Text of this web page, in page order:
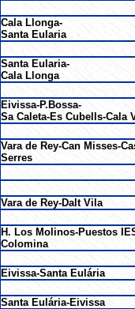
Cala Llonga-
Santa Eularia
Santa Eularia-
Cala Llonga
Eivissa-P.Bossa-
Sa Caleta-Es Cubells-Cala
Vara de Rey-Can Misses-
Serres
Vara de Rey-Dalt Vila
H. Los Molinos-Puestos
Colomina
Eivissa-Santa Eulária
Santa Eulária-Eivissa